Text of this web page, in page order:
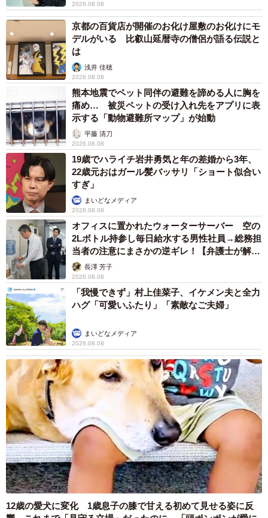
円（額面14万円）になるまで勤務を増やすことが可能なら
ば、夫の扶養から外れて所得税は増えるものの、年間約36
万円のプラスになります。
ーー収入増が見込めない世帯の場合はどうしたらいいでし
すでに夫婦共働きの家庭であれば、支出を見直す方法があ
ります。Aさんの世帯で考えると、レジャー費や用途が曖昧
な雑費を削ることもできますね。他にも、固定費を見直す
ことで支出を削減することが可能です。
ご兄弟がいる家庭の場合、下の子の学費も考えなければい
けないので早めに行動することをおすすめします。現在の
収支を確認することで、理想の未来に近づくためのお金の
使い方や働き方をよりイメージしやすくなるでしょう。
現在の収支バランスが不安だったり、どうしたら良いかわ
からなかったりする場合は、FPと一緒に具体的なライフプ
ランを作成してみましょう。
中学受験は周りの意見や思い付きで決めずに、本当にその
学校に行きたいのか、今の生活で無理なく通えるのかをし
っかり考えて判断することが大切です。
◆鳥居佳織（とりいかおり）／2級ファイナンシャル・プラ
ンニング技能士
大手生命保険会社にて8年間勤務。保険コンサルティングで
は個人、法人、問わず生命保険や損害保険を幅広く販売。
金融ジャンルの専業ライターとして活動中。金融全般に関
するさまざまな相談に応じてきた経験があり、実体験ベー
スでの執筆が得意。主に保険、年金、資産運用など幅広く
2026.08.08
京都の百貨店が開催のお化け屋敷のお化けにモ
デルがいる 比叡山延暦寺の僧侶が語る伝説と
は
浅井 佳穂
2026.08.08
熊本地震でペット同伴の避難を諦める人に胸を
痛め… 被災ペットの受け入れ先をアプリに表
示する「動物避難所マップ」が始動
平藤 清刀
2026.08.08
19歳でハライチ岩井勇気と年の差婚から3年、
22歳元おはガール髪バッサリ「ショート似合い
すぎ」
まいどなメディア
2026.08.08
オフィスに置かれたウォーターサーバー 空の
2Lボトル持参し毎日給水する男性社員→総務担
当者の注意にまさかの逆ギレ！【弁護士が解
説】長澤 芳子
2026.08.08
「我慢できず」村上佳菜子、イケメン夫と全力
ハグ「可愛いふたり」「素敵なご夫婦」
まいどなメディア
2026.08.08
12歳の愛犬に変化 1歳息子の膝で甘える初めて見せる姿に反